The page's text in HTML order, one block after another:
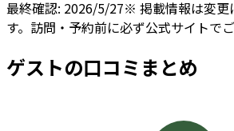
最終確認: 2026/5/27※ 掲載情報は変更
す。訪問・予約前に必ず公式サイトで
ゲストの口コミまとめ